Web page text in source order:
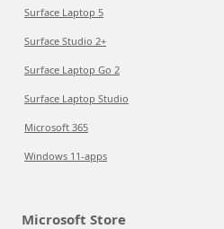
Surface Laptop 5
Surface Studio 2+
Surface Laptop Go 2
Surface Laptop Studio
Microsoft 365
Windows 11-apps
Microsoft Store